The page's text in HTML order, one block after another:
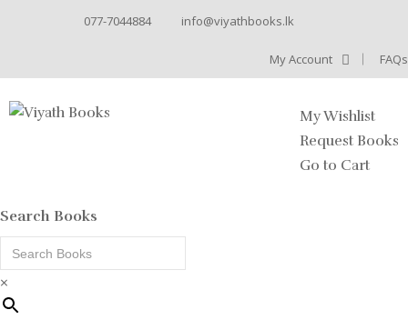
077-7044884 info@viyathbooks.lk
My Account FAQs
My Wishlist
Request Books
Go to Cart
Search Books
×